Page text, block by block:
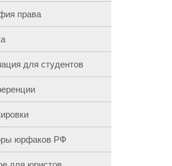
права
для студентов
юрфаков РФ